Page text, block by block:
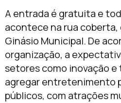
A entrada é gratuita e
acontece na rua
Ginásio Municipal. De
organização, a
setores como inovação
agregar entretenimento
públicos, com atrações